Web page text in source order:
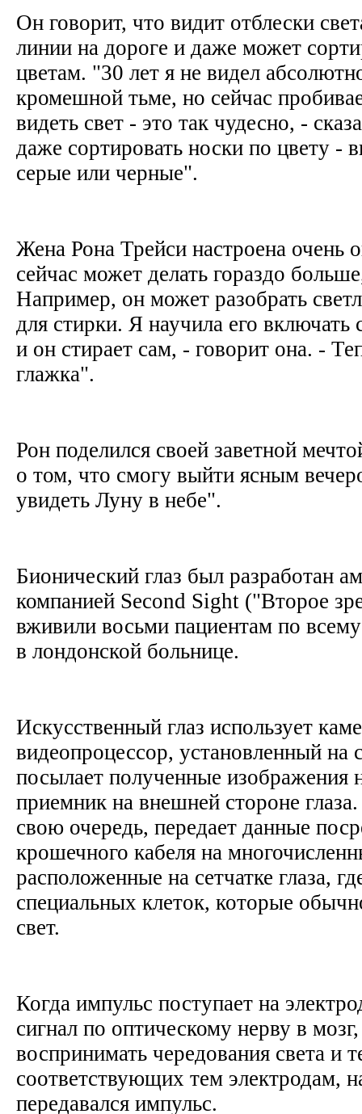
Он говорит, что видит отблески
линии на дороге и даже может
цветам. "30 лет я не видел
кромешной тьме, но сейчас
видеть свет - это так чудесно, -
даже сортировать носки по цвету -
серые или черные".
Жена Рона Трейси настроена очень
сейчас может делать гораздо
Например, он может разобрать
для стирки. Я научила его
и он стирает сам, - говорит она. -
глажка".
Рон поделился своей заветной
о том, что смогу выйти ясным
увидеть Луну в небе".
Бионический глаз был разработан
компанией Second Sight ("Второе
вживили восьми пациентам по
в лондонской больнице.
Искусственный глаз использует
видеопроцессор, установленный
посылает полученные изображения
приемник на внешней стороне
свою очередь, передает данные
крошечного кабеля на
расположенные на сетчатке глаза,
специальных клеток, которые
свет.
Когда импульс поступает на
сигнал по оптическому нерву в
воспринимать чередования света и
соответствующих тем электродам,
передавался импульс.